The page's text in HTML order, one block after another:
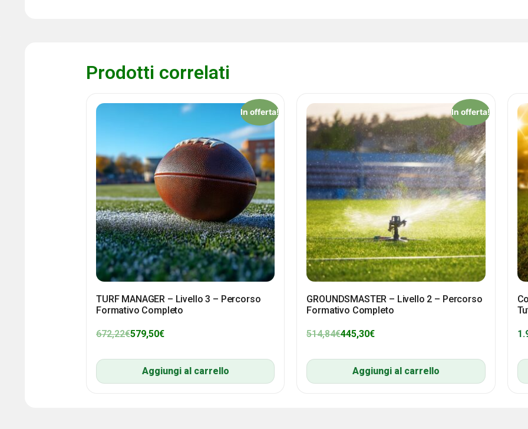
Prodotti correlati
In offerta!
TURF MANAGER – Livello 3 – Percorso
Formativo Completo
672,22€579,50€
Aggiungi al carrello
In offerta!
GROUNDSMASTER – Livello 2 – Percorso
Formativo Completo
514,84€445,30€
Aggiungi al carrello